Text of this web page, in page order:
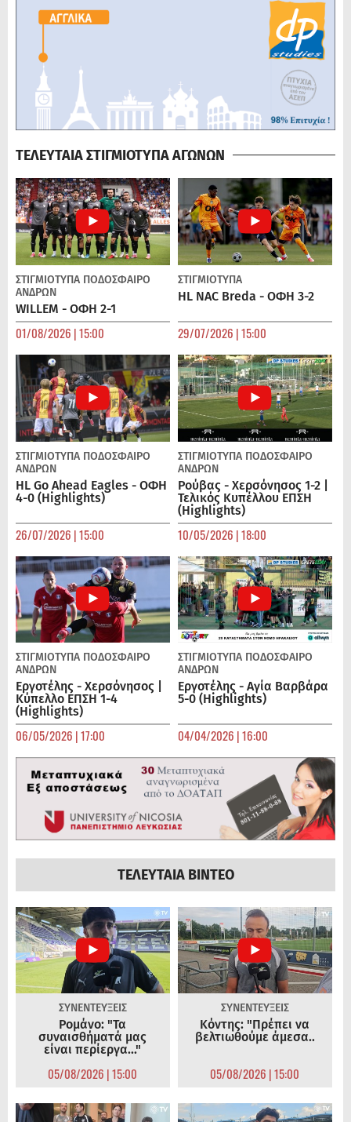
ΤΕΛΕΥΤΑΙΑ ΣΤΙΓΜΙΟΤΥΠΑ ΑΓΩΝΩΝ
ΣΤΙΓΜΙΟΤΥΠΑ ΠΟΔΌΣΦΑΙΡΟ
ΑΝΔΡΏΝ
WILLEM - ΟΦΗ 2-1
01/08/2026 | 15:00
ΣΤΙΓΜΙΟΤΥΠΑ
HL NAC Breda - ΟΦΗ 3-2
29/07/2026 | 15:00
ΣΤΙΓΜΙΟΤΥΠΑ ΠΟΔΌΣΦΑΙΡΟ
ΑΝΔΡΏΝ
HL Go Ahead Eagles - ΟΦΗ
4-0 (Highlights)
26/07/2026 | 15:00
ΣΤΙΓΜΙΟΤΥΠΑ ΠΟΔΌΣΦΑΙΡΟ
ΑΝΔΡΏΝ
Ρούβας - Χερσόνησος 1-2 |
Τελικός Κυπέλλου ΕΠΣΗ
(Highlights)
10/05/2026 | 18:00
ΣΤΙΓΜΙΟΤΥΠΑ ΠΟΔΌΣΦΑΙΡΟ
ΑΝΔΡΏΝ
Εργοτέλης - Χερσόνησος |
Κύπελλο ΕΠΣΗ 1-4
(Highlights)
06/05/2026 | 17:00
ΣΤΙΓΜΙΟΤΥΠΑ ΠΟΔΌΣΦΑΙΡΟ
ΑΝΔΡΏΝ
Εργοτέλης - Αγία Βαρβάρα
5-0 (Highlights)
04/04/2026 | 16:00
ΤΕΛΕΥΤΑΙΑ ΒΙΝΤΕΟ
ΣΥΝΕΝΤΕΥΞΕΙΣ
Ρομάνο: "Τα
συναισθήματά μας
είναι περίεργα..."
05/08/2026 | 15:00
ΣΥΝΕΝΤΕΥΞΕΙΣ
Κόντης: "Πρέπει να
βελτιωθούμε άμεσα..
05/08/2026 | 15:00